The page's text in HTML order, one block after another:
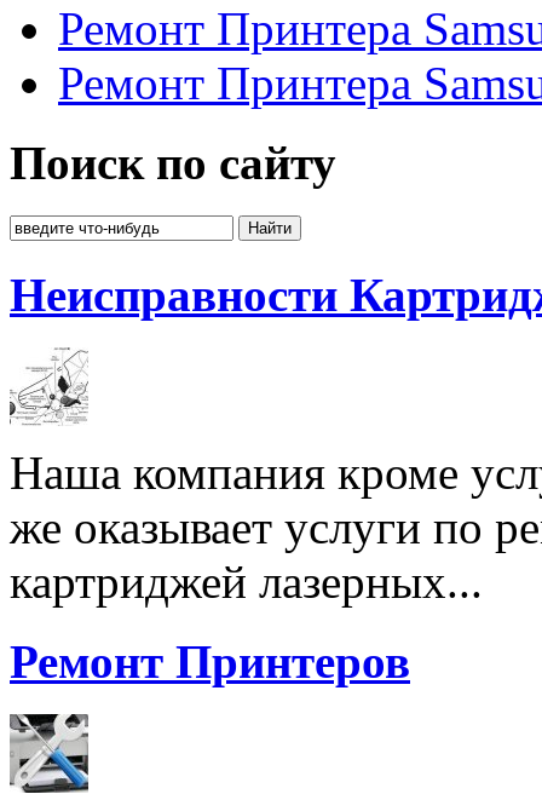
Ремонт Принтера
Ремонт Принтера
Поиск по сайту
Неисправности
Наша компания кроме
же оказывает услуги по
картриджей лазерных...
Ремонт Принтеров